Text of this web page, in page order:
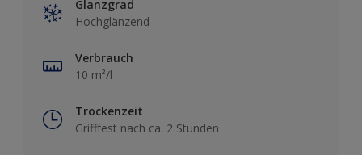
Glanzgrad
Hochglänzend
Verbrauch
10 m²/l
Trockenzeit
Grifffest nach ca. 2 Stunden